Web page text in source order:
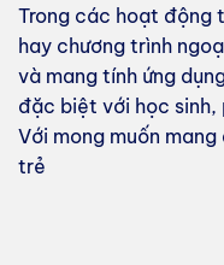
Trong các hoạt động
hay chương trình
và mang tính ứng
đặc biệt với học sinh,
Với mong muốn
trẻ